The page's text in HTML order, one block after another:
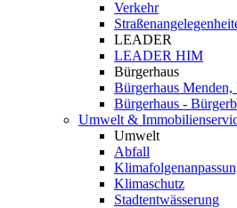
Verkehr
LEADER
LEADER HIM
Bürgerhaus
Bürgerhaus Menden,
Bürgerhaus -
Umwelt &
Umwelt
Abfall
Klimaschutz
Stadtentwässerung